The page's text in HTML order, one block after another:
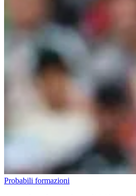
Probabili formazioni